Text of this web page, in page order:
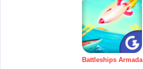
Battleships Armada